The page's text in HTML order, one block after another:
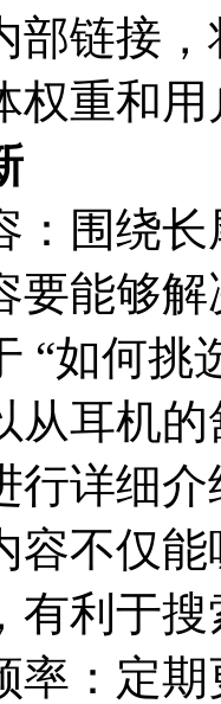
部链接
权重和
：围绕
要能够
“如何挑
从耳机
行详细
容不仅
有利于
率：定